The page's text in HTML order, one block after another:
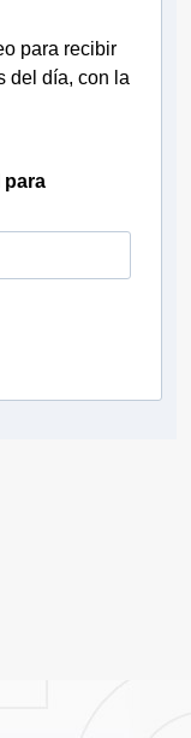
para recibir
del día, con la
para